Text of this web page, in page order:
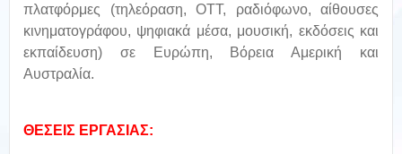
πλατφόρμες (τηλεόραση, ΟΤΤ, ραδιόφωνο, αίθουσες
κινηματογράφου, ψηφιακά μέσα, μουσική, εκδόσεις και
εκπαίδευση) σε Ευρώπη, Βόρεια Αμερική και
Αυστραλία.
ΘΕΣΕΙΣ ΕΡΓΑΣΙΑΣ: